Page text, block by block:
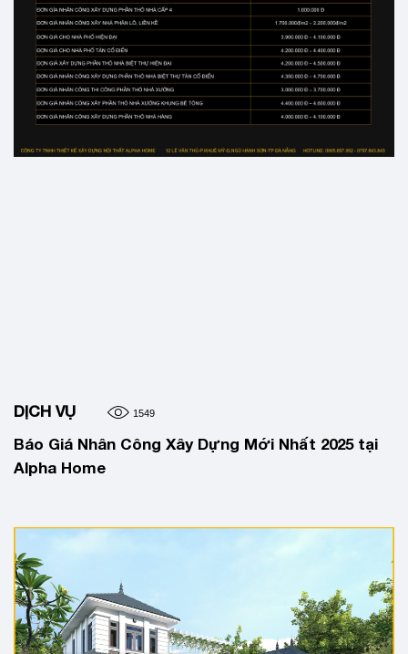
DỊCH VỤ 1549
Báo Giá Nhân Công Xây Dựng Mới Nhất 2025 tại
Alpha Home